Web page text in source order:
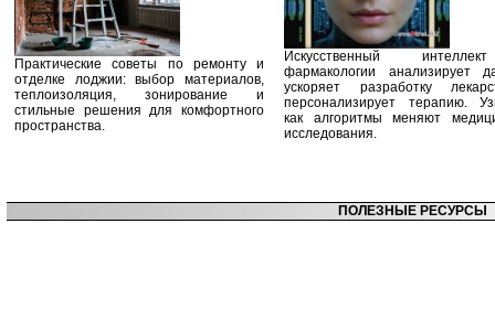
Практические советы по ремонту и
отделке лоджии: выбор материалов,
теплоизоляция, зонирование и
стильные решения для комфортного
пространства.
Искусственный
фармакологии анализирует
ускоряет разработку
персонализирует терапию.
как алгоритмы меняют
исследования.
ПОЛЕЗНЫЕ РЕСУРСЫ